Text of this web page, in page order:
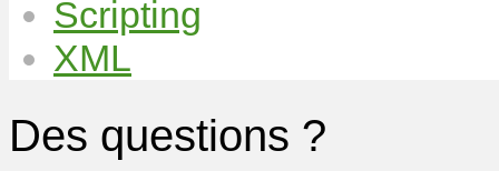
Scripting
XML
Des questions ?